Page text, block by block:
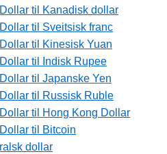
til Kanadisk dollar
til Sveitsisk franc
til Kinesisk Yuan
til Indisk Rupee
til Japanske Yen
til Russisk Ruble
til Hong Kong Dollar
til Bitcoin
dollar